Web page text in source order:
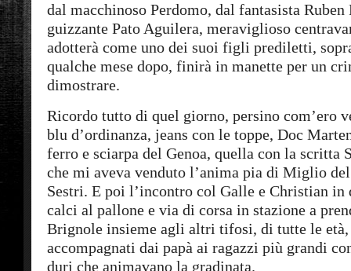
dal macchinoso Perdomo, dal fantasista Ruben
guizzante Pato Aguilera, meraviglioso
adotterà come uno dei suoi figli prediletti,
qualche mese dopo, finirà in manette per un
dimostrare.
Ricordo tutto di quel giorno, persino com’ero
blu d’ordinanza, jeans con le toppe, Doc
ferro e sciarpa del Genoa, quella con la scritta
che mi aveva venduto l’anima pia di Miglio
Sestri. E poi l’incontro col Galle e Christian in
calci al pallone e via di corsa in stazione a
Brignole insieme agli altri tifosi, di tutte le
accompagnati dai papà ai ragazzi più grandi
duri che animavano la gradinata.